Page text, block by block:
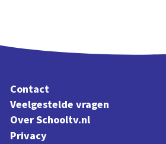
Contact
Veelgestelde vragen
Over Schooltv.nl
Privacy